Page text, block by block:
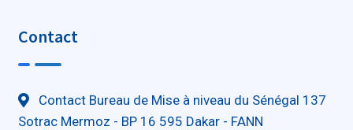
Contact
Contact Bureau de Mise à niveau du Sénégal 137
Sotrac Mermoz - BP 16 595 Dakar - FANN